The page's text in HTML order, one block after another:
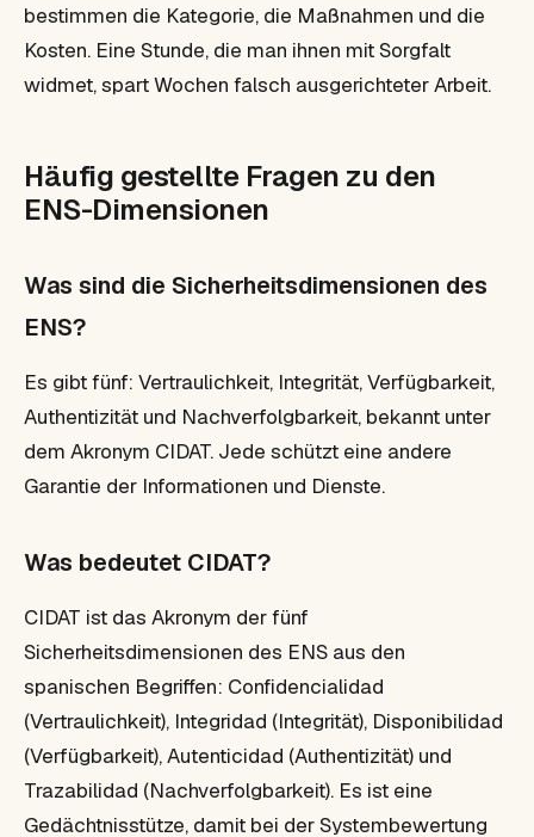
bestimmen die Kategorie, die Maßnahmen und die
Kosten. Eine Stunde, die man ihnen mit Sorgfalt
widmet, spart Wochen falsch ausgerichteter Arbeit.
Häufig gestellte Fragen zu den
ENS-Dimensionen
Was sind die Sicherheitsdimensionen des
ENS?
Es gibt fünf: Vertraulichkeit, Integrität, Verfügbarkeit,
Authentizität und Nachverfolgbarkeit, bekannt unter
dem Akronym CIDAT. Jede schützt eine andere
Garantie der Informationen und Dienste.
Was bedeutet CIDAT?
CIDAT ist das Akronym der fünf
Sicherheitsdimensionen des ENS aus den
spanischen Begriffen: Confidencialidad
(Vertraulichkeit), Integridad (Integrität), Disponibilidad
(Verfügbarkeit), Autenticidad (Authentizität) und
Trazabilidad (Nachverfolgbarkeit). Es ist eine
Gedächtnisstütze, damit bei der Systembewertung